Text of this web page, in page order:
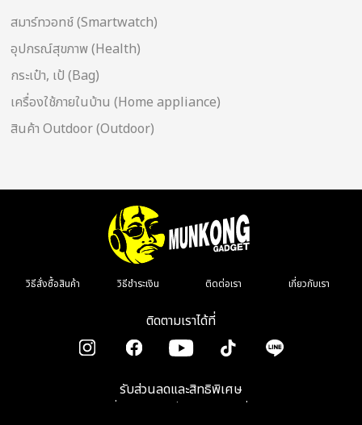
สมาร์ทวอทช์ (Smartwatch)
อุปกรณ์สุขภาพ (Health)
กระเป๋า, เป้ (Bag)
เครื่องใช้ภายในบ้าน (Home appliance)
สินค้า Outdoor (Outdoor)
วิธีสั่งซื้อสินค้า วิธีชำระเงิน ติดต่อเรา เกี่ยวกับเรา
ติดตามเราได้ที่
รับส่วนลดและสิทธิพิเศษ
เมื่อลงทะเบียนรับข่าวสาร รีวิว โปรโมชั่น